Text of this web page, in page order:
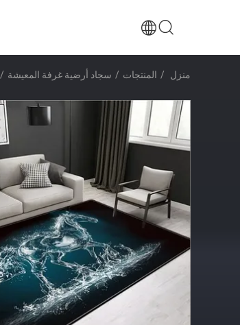
منزل / المنتجات / سجاد أرضية غرفة المعيشة /